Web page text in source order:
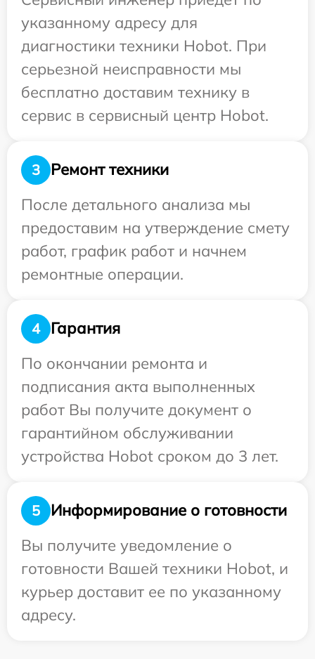
указанному адресу для
диагностики техники Hobot. При
серьезной неисправности мы
бесплатно доставим технику в
сервис в сервисный центр Hobot.
3
Ремонт техники
После детального анализа мы
предоставим на утверждение смету
работ, график работ и начнем
ремонтные операции.
4
Гарантия
По окончании ремонта и
подписания акта выполненных
работ Вы получите документ о
гарантийном обслуживании
устройства Hobot сроком до 3 лет.
5
Информирование о готовности
Вы получите уведомление о
готовности Вашей техники Hobot, и
курьер доставит ее по указанному
адресу.